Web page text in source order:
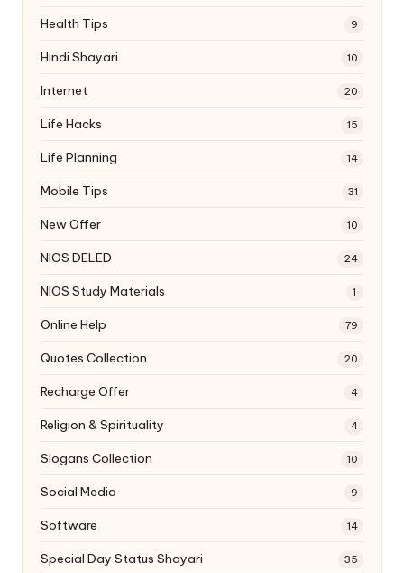
Health Tips 9
Hindi Shayari 10
Internet 20
Life Hacks 15
Life Planning 14
Mobile Tips 31
New Offer 10
NIOS DELED 24
NIOS Study Materials 1
Online Help 79
Quotes Collection 20
Recharge Offer 4
Religion & Spirituality 4
Slogans Collection 10
Social Media 9
Software 14
Special Day Status Shayari 35